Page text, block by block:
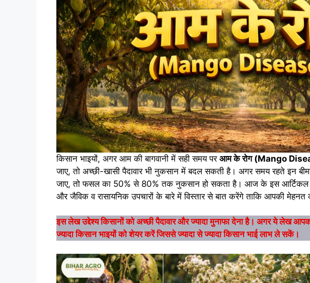
किसान भाइयों, अगर आम की बागवानी में सही समय पर आम के रोग (Mango
जाए, तो अच्छी-खासी पैदावार भी नुकसान में बदल सकती है। अगर समय रहते इन
जाए, तो फसल का 50% से 80% तक नुकसान हो सकता है। आज के इस आर्टिकल
और जैविक व रासायनिक उपचारों के बारे में विस्तार से बात करेंगे ताकि आपकी मेहनत
इस लेख उद्देश्य किसानों को अच्छी पैदावार और ज्यादा मुनाफा देना है। अगर ये लेख
ज्यादा किसान भाइयों को शेयर करें जिससे ज्यादा से ज्यादा किसान भाई लाभ ले सकें।